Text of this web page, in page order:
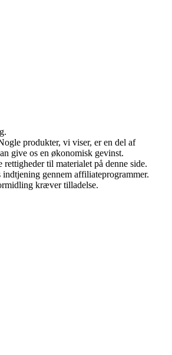
produkter, vi viser, er en del af
give os en økonomisk gevinst.
til materialet på denne side.
gennem affiliateprogrammer.
kræver tilladelse.